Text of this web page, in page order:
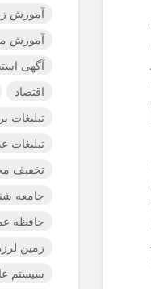
آموزش
آموزش
آگهی
اقتصاد
تبلیغات
تبلیغات
تخفیف
جامعه
حافظه
زمین
سیستم